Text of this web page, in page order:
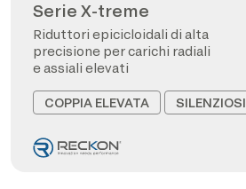
Serie X-treme
Riduttori epicicloidali di alta
precisione per carichi radiali
e assiali elevati
COPPIA ELEVATA SILENZIOSI